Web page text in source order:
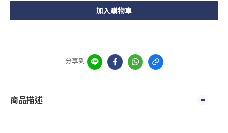
加入購物車
分享到
商品描述